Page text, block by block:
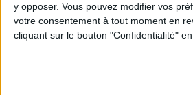
y opposer. Vous pouvez modifier vos
votre consentement à tout moment en
cliquant sur le bouton "Confidentialité"
THE MOST STYLISH LUGGAGE FOR